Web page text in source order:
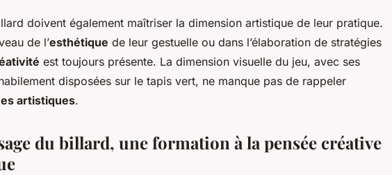
doivent également maîtriser la dimension artistique de leur pratique.
de l’esthétique de leur gestuelle ou dans l’élaboration de stratégies
est toujours présente. La dimension visuelle du jeu, avec ses
disposées sur le tapis vert, ne manque pas de rappeler
artistiques.
du billard, une formation à la pensée créative